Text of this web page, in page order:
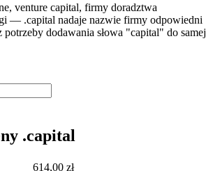
venture capital, firmy doradztwa
— .capital nadaje nazwie firmy odpowiedni
dodawania słowa "capital" do samej
.capital
614,00 zł